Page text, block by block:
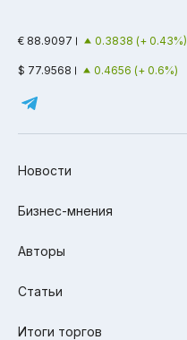
€ 88.9097 0.3838 (+ 0.43%)
$ 77.9568 0.4656 (+ 0.6%)
Новости
Бизнес-мнения
Авторы
Статьи
Итоги торгов